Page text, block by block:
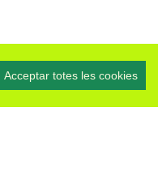
Acceptar totes les cookies